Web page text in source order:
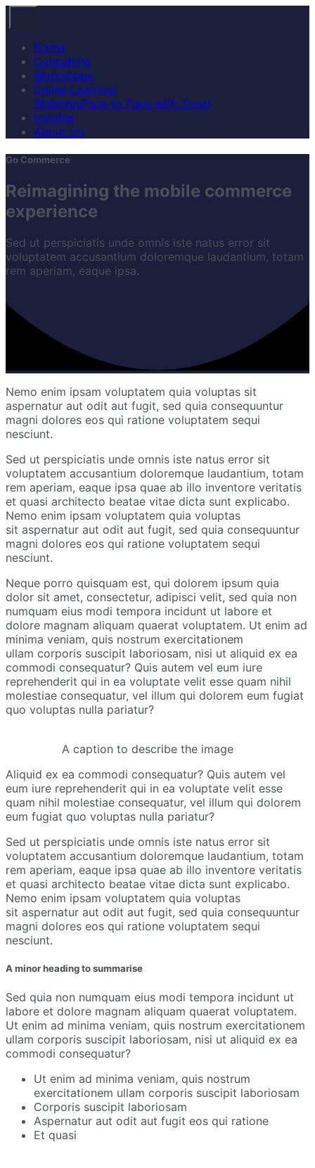
Home
Consulting
Workshops
Online Learning
WebinarsFace to Face with Zoom
Insights
About Us
Go Commerce
Reimagining the mobile commerce
experience
Sed ut perspiciatis unde omnis iste natus error sit
voluptatem accusantium doloremque laudantium, totam
rem aperiam, eaque ipsa.
Nemo enim ipsam voluptatem quia voluptas sit
aspernatur aut odit aut fugit, sed quia consequuntur
magni dolores eos qui ratione voluptatem sequi
nesciunt.
Sed ut perspiciatis unde omnis iste natus error sit
voluptatem accusantium doloremque laudantium, totam
rem aperiam, eaque ipsa quae ab illo inventore veritatis
et quasi architecto beatae vitae dicta sunt explicabo.
Nemo enim ipsam voluptatem quia voluptas
sit aspernatur aut odit aut fugit, sed quia consequuntur
magni dolores eos qui ratione voluptatem sequi
nesciunt.
Neque porro quisquam est, qui dolorem ipsum quia
dolor sit amet, consectetur, adipisci velit, sed quia non
numquam eius modi tempora incidunt ut labore et
dolore magnam aliquam quaerat voluptatem. Ut enim ad
minima veniam, quis nostrum exercitationem
ullam corporis suscipit laboriosam, nisi ut aliquid ex ea
commodi consequatur? Quis autem vel eum iure
reprehenderit qui in ea voluptate velit esse quam nihil
molestiae consequatur, vel illum qui dolorem eum fugiat
quo voluptas nulla pariatur?
A caption to describe the image
Aliquid ex ea commodi consequatur? Quis autem vel
eum iure reprehenderit qui in ea voluptate velit esse
quam nihil molestiae consequatur, vel illum qui dolorem
eum fugiat quo voluptas nulla pariatur?
Sed ut perspiciatis unde omnis iste natus error sit
voluptatem accusantium doloremque laudantium, totam
rem aperiam, eaque ipsa quae ab illo inventore veritatis
et quasi architecto beatae vitae dicta sunt explicabo.
Nemo enim ipsam voluptatem quia voluptas
sit aspernatur aut odit aut fugit, sed quia consequuntur
magni dolores eos qui ratione voluptatem sequi
nesciunt.
A minor heading to summarise
Sed quia non numquam eius modi tempora incidunt ut
labore et dolore magnam aliquam quaerat voluptatem.
Ut enim ad minima veniam, quis nostrum exercitationem
ullam corporis suscipit laboriosam, nisi ut aliquid ex ea
commodi consequatur?
Ut enim ad minima veniam, quis nostrum
exercitationem ullam corporis suscipit laboriosam
Corporis suscipit laboriosam
Aspernatur aut odit aut fugit eos qui ratione
Et quasi